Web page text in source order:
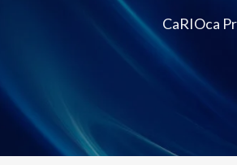
CaRIOca